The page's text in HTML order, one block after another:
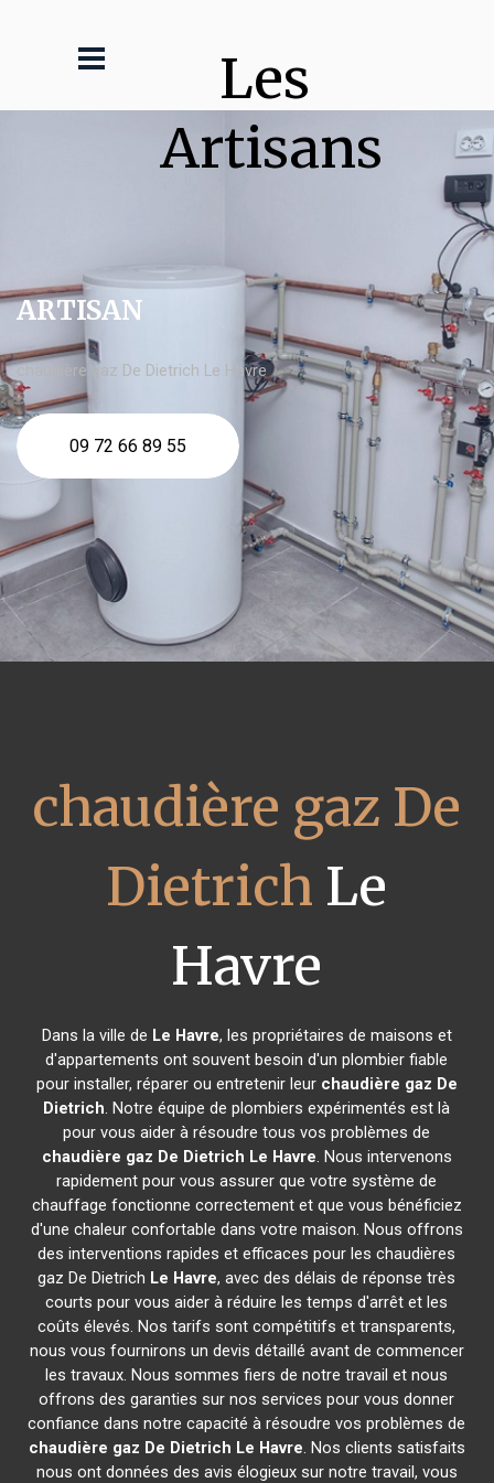
Les
Artisans
ARTISAN
chaudière gaz De Dietrich Le Havre
09 72 66 89 55
chaudière gaz De
Dietrich Le
Havre
Dans la ville de Le Havre, les propriétaires de maisons et
d'appartements ont souvent besoin d'un plombier fiable
pour installer, réparer ou entretenir leur chaudière gaz De
Dietrich. Notre équipe de plombiers expérimentés est là
pour vous aider à résoudre tous vos problèmes de
chaudière gaz De Dietrich Le Havre. Nous intervenons
rapidement pour vous assurer que votre système de
chauffage fonctionne correctement et que vous bénéficiez
d'une chaleur confortable dans votre maison. Nous offrons
des interventions rapides et efficaces pour les chaudières
gaz De Dietrich Le Havre, avec des délais de réponse très
courts pour vous aider à réduire les temps d'arrêt et les
coûts élevés. Nos tarifs sont compétitifs et transparents,
nous vous fournirons un devis détaillé avant de commencer
les travaux. Nous sommes fiers de notre travail et nous
offrons des garanties sur nos services pour vous donner
confiance dans notre capacité à résoudre vos problèmes de
chaudière gaz De Dietrich Le Havre. Nos clients satisfaits
nous ont données des avis élogieux sur notre travail, vous